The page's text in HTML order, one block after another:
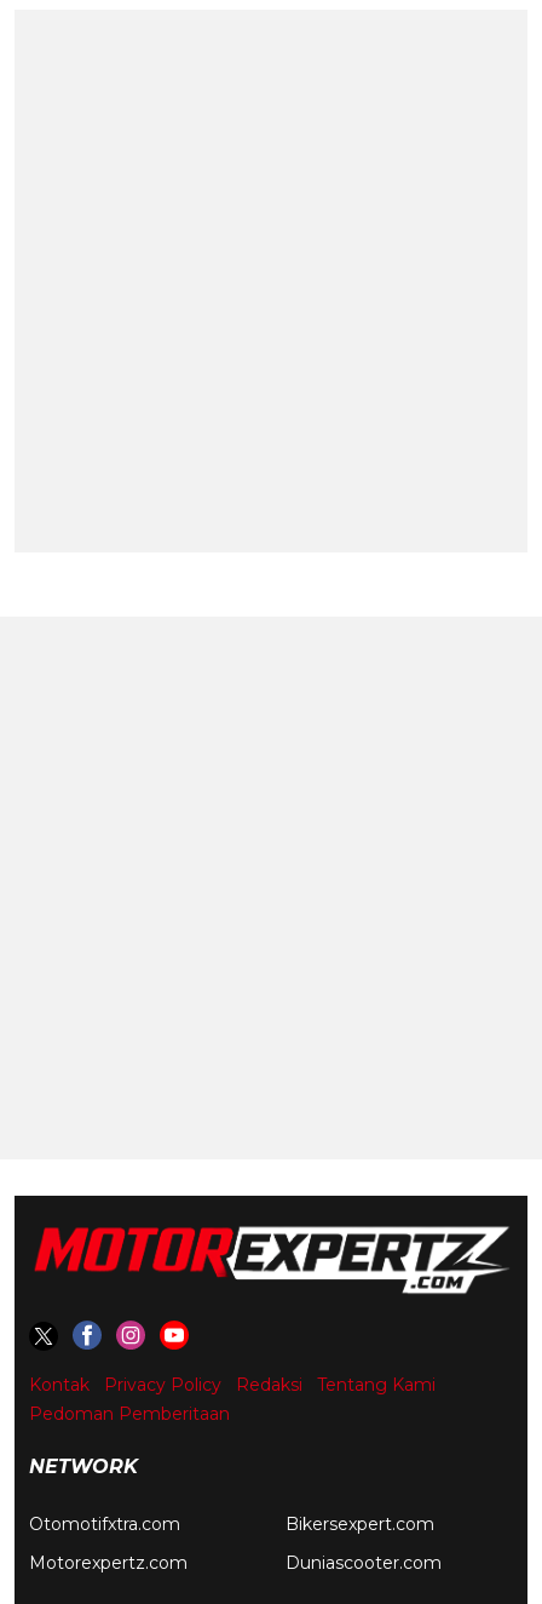
Kontak Privacy Policy Redaksi
Tentang Kami
Pedoman Pemberitaan
NETWORK
Otomotifxtra.com
Motorexpertz.com
Bikersexpert.com
Duniascooter.com